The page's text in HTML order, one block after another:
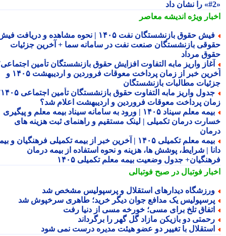
ویژهاندیشه معاصر
فیش حقوق بازنشستگان نفت ۱۴۰۵ | نحوه مشاهده و دریافت فیش
بازنشستگان صنعت نفت در سامانه سما + آخرین جزئیات
مرداد
واریز مابه التفاوت افزایش حقوق بازنشستگان تأمین اجتماعی؛
آخرین خبر از زمان پرداخت معوقات فروردین و اردیبهشت ۱۴۰۵ و
مطالبات بازنشستگان
جدول واریز مابه التفاوت حقوق بازنشستگان تأمین اجتماعی ۱۴۰۵؛
پرداخت معوقات فروردین و اردیبهشت اعلام شد؟
بیمه معلم سیناد ۱۴۰۵ | ورود به سامانه سیناد بیمه معلم و پیگیری
درمان تکمیلی | لینک مستقیم و راهنمای ثبت هزینه های
بیمه معلم تکمیلی ۱۴۰۵ | آخرین خبر از بیمه تکمیلی فرهنگیان و بیمه
| شرایط، پوشش ها، هزینه و نحوه استفاده از بیمه درمان
جدول وضعیت بیمه معلم تکمیلی ۱۴۰۵
فوتبال در صبح فوتبالی
دیدارهای استقلال و پرسپولیس مشخص شد
یک مدافع جوان دیگر خرید؛ طاهری سرخپوش شد
تلخ برای مسی؛ خورخه مسی از دنیا رفت
دو بازیکن مازاد گل گهر را برگرداند
با تغییر دو عضو هیئت مدیره درست نمی شود